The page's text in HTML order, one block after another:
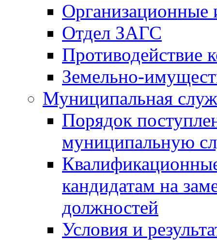
Отдел ЗАГС
Противодействие
Земельно-
Муниципальная
Порядок
муниципальную
кандидатам на
должностей
Условия и